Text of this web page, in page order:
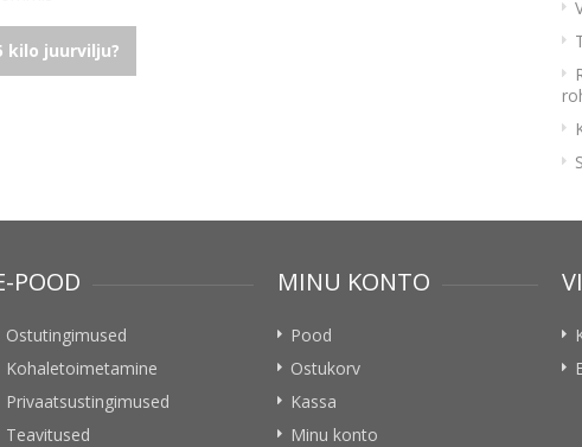
kilo juurvilju?
POOD
Ostutingimused
Kohaletoimetamine
Privaatsustingimused
Teavitused
MINU KONTO
Pood
Ostukorv
Kassa
Minu konto